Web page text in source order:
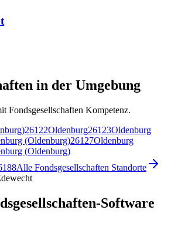
in der Umgebung
Fondsgesellschaften Kompetenz.
26122Oldenburg26123Oldenburg
(Oldenburg)26127Oldenburg
(Oldenburg)
Alle Fondsgesellschaften Standorte
Software